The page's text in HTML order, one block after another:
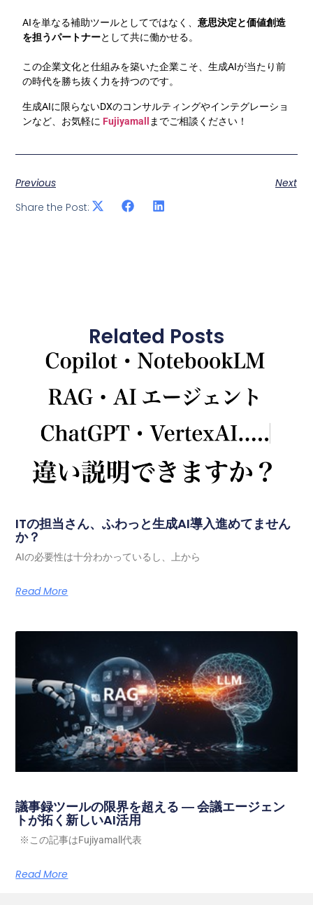
AIを単なる補助ツールとしてではなく、意思決定と価値創造
を担うパートナーとして共に働かせる。
この企業文化と仕組みを築いた企業こそ、生成AIが当たり前
の時代を勝ち抜く力を持つのです。
生成AIに限らないDXのコンサルティングやインテグレーショ
ンなど、お気軽に Fujiyamall までご相談ください！
Previous
Next
Share the Post:
Related Posts
ITの担当さん、ふわっと生成AI導入進めてません
か？
AIの必要性は十分わかっているし、上から
Read More
議事録ツールの限界を超える ― 会議エージェン
トが拓く新しいAI活用
※この記事はFujiyamall代表
Read More